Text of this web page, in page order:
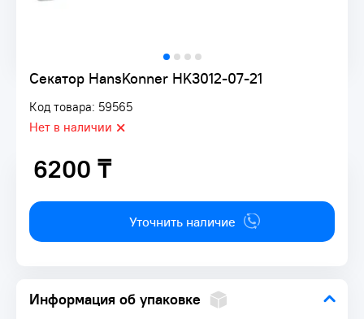
Секатор HansKonner HK3012-07-21
Код товара: 59565
Нет в наличии
6200 ₸
6200 ₸
Уточнить наличие
Информация об упаковке